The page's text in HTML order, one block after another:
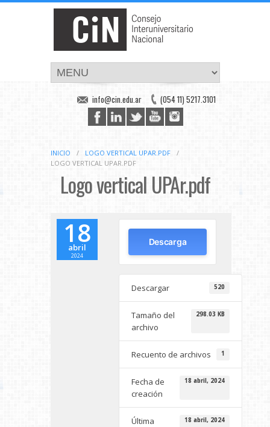
(054 11) 5217.3101
info@cin.edu.ar
INICIO / LOGO VERTICAL UPAR.PDF
/
LOGO VERTICAL UPAR.PDF
Logo vertical UPAr.pdf
18
abril
2024
Descarga
Descargar 520
Tamaño del
archivo
298.03 KB
Recuento de archivos 1
Fecha de
creación
18 abril, 2024
Última
18 abril, 2024